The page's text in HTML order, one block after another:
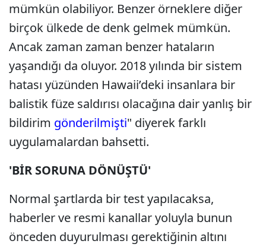
mümkün olabiliyor. Benzer örneklere diğer
birçok ülkede de denk gelmek mümkün.
Ancak zaman zaman benzer hataların
yaşandığı da oluyor. 2018 yılında bir sistem
hatası yüzünden Hawaii’deki insanlara bir
balistik füze saldırısı olacağına dair yanlış bir
bildirim gönderilmişti" diyerek farklı
uygulamalardan bahsetti.
'BİR SORUNA DÖNÜŞTÜ'
Normal şartlarda bir test yapılacaksa,
haberler ve resmi kanallar yoluyla bunun
önceden duyurulması gerektiğinin altını